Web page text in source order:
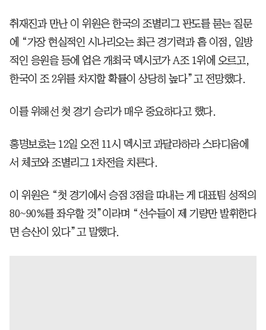
취재진과 만난 이 위원은 한국의 조별리그 판도를 묻는 질문
에 “가장 현실적인 시나리오는 최근 경기력과 홈 이점, 일방
적인 응원을 등에 업은 개최국 멕시코가 A조 1위에 오르고,
한국이 조 2위를 차지할 확률이 상당히 높다”고 전망했다.
이를 위해선 첫 경기 승리가 매우 중요하다고 했다.
홍명보호는 12일 오전 11시 멕시코 과달라하라 스타디움에
서 체코와 조별리그 1차전을 치른다.
이 위원은 “첫 경기에서 승점 3점을 따내는 게 대표팀 성적의
80~90%를 좌우할 것”이라며 “선수들이 제 기량만 발휘한다
면 승산이 있다”고 말했다.